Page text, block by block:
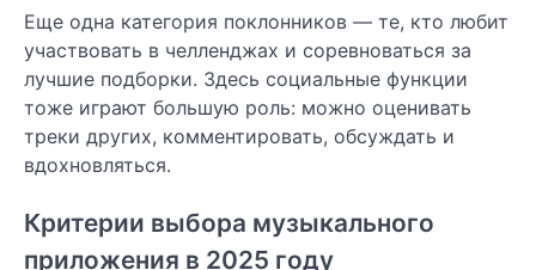
Еще одна категория поклонников — те, кто любит
участвовать в челленджах и соревноваться за
лучшие подборки. Здесь социальные функции
тоже играют большую роль: можно оценивать
треки других, комментировать, обсуждать и
вдохновляться.
Критерии выбора музыкального
приложения в 2025 году